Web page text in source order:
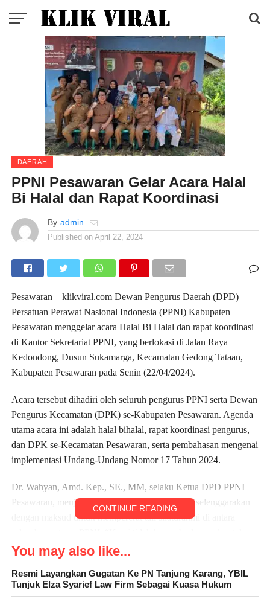
DAERAH
PPNI Pesawaran Gelar Acara Halal
Bi Halal dan Rapat Koordinasi
By admin
Published on April 22, 2024
Pesawaran – klikviral.com Dewan Pengurus Daerah (DPD)
Persatuan Perawat Nasional Indonesia (PPNI) Kabupaten
Pesawaran menggelar acara Halal Bi Halal dan rapat koordinasi
di Kantor Sekretariat PPNI, yang berlokasi di Jalan Raya
Kedondong, Dusun Sukamarga, Kecamatan Gedong Tataan,
Kabupaten Pesawaran pada Senin (22/04/2024).
Acara tersebut dihadiri oleh seluruh pengurus PPNI serta Dewan
Pengurus Kecamatan (DPK) se-Kabupaten Pesawaran. Agenda
utama acara ini adalah halal bihalal, rapat koordinasi pengurus,
dan DPK se-Kecamatan Pesawaran, serta pembahasan mengenai
implementasi Undang-Undang Nomor 17 Tahun 2024.
Dr. Wahyan, Amd. Kep., SE., MM, selaku Ketua DPD PPNI
Pesawaran, menjelaskan bahwa acara tersebut diselenggarakan
dengan maksud untuk mempererat tali silaturahmi di antara
agenda formal semata, namun juga untuk bisa bertatap muka dan
Acara ini juga menjadi momentum bagi para pengurus PPNI
CONTINUE READING
You may also like...
Resmi Layangkan Gugatan Ke PN Tanjung Karang, YBIL
Tunjuk Elza Syarief Law Firm Sebagai Kuasa Hukum